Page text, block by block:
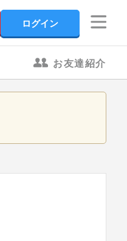
ログイン
お友達紹介